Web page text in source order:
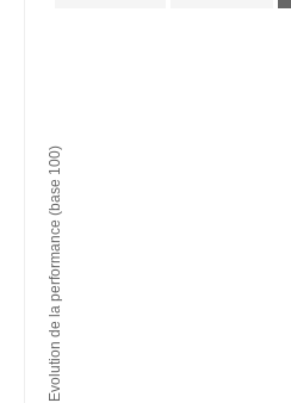
Evolution de la performance (base 100)